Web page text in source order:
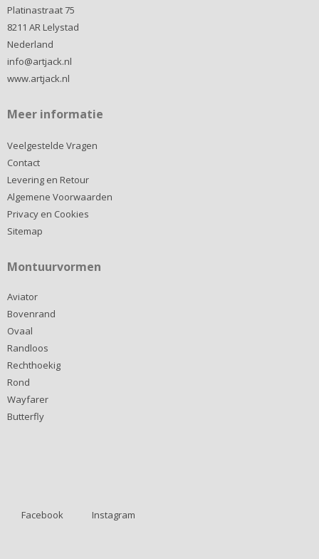
Platinastraat 75
8211 AR Lelystad
Nederland
info@artjack.nl
www.artjack.nl
Meer informatie
Veelgestelde Vragen
Contact
Levering en Retour
Algemene Voorwaarden
Privacy en Cookies
Sitemap
Montuurvormen
Aviator
Bovenrand
Ovaal
Randloos
Rechthoekig
Rond
Wayfarer
Butterfly
Facebook Instagram